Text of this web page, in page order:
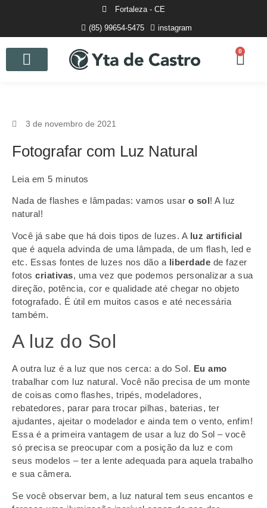
Fortaleza - CE
(85) 99654-5475 instagram
0
3 de novembro de 2021
Fotografar com Luz Natural
Leia em 5 minutos
Nada de flashes e lâmpadas: vamos usar o sol! A luz
natural!
Você já sabe que há dois tipos de luzes. A luz artificial
que é aquela advinda de uma lâmpada, de um flash, led e
etc. Essas fontes de luzes nos dão a liberdade de fazer
fotos criativas, uma vez que podemos personalizar a sua
direção, potência, cor e qualidade até chegar no objeto
fotografado. É útil em muitos casos e até necessária
também.
A luz do Sol
A outra luz é a luz que nos cerca: a do Sol. Eu amo
trabalhar com luz natural. Você não precisa de um monte
de coisas como flashes, tripés, modeladores,
rebatedores, parar para trocar pilhas, baterias, ter
ajudantes, ajeitar o modelador e ainda tem o vento, enfim!
Essa é a primeira vantagem de usar a luz do Sol – você
só precisa se preocupar com a posição da luz e com
seus modelos – ter a lente adequada para aquela trabalho
e sua câmera.
Se você observar bem, a luz natural tem seus encantos e